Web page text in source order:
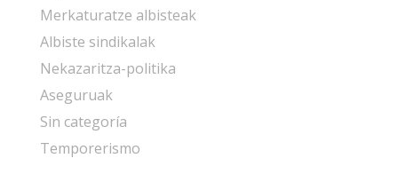
Merkaturatze albisteak
Albiste sindikalak
Nekazaritza-politika
Aseguruak
Sin categoría
Temporerismo